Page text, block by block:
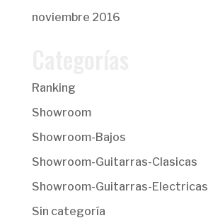
noviembre 2016
Ranking
Showroom
Showroom-Bajos
Showroom-Guitarras-Clasicas
Showroom-Guitarras-Electricas
Sin categoría